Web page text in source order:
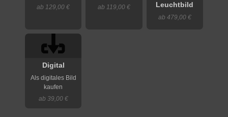
ab 129,00 € ab 119,00 €
Leuchtbild
ab 479,00 €
Digital
Als digitales Bild
kaufen
ab 39,00 €